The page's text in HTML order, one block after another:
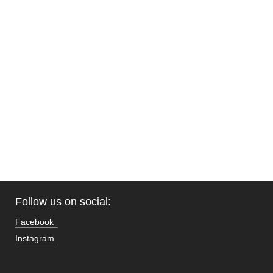
Follow us on social:
Facebook
Instagram